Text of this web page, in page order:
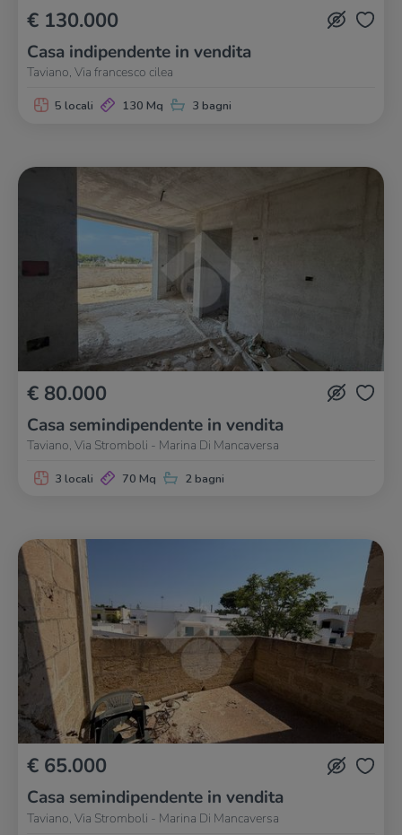
€ 130.000
Casa indipendente in vendita
Taviano, Via francesco cilea
5 locali 130 Mq 3 bagni
€ 80.000
Casa semindipendente in vendita
Taviano, Via Stromboli - Marina Di Mancaversa
3 locali 70 Mq 2 bagni
€ 65.000
Casa semindipendente in vendita
Taviano, Via Stromboli - Marina Di Mancaversa